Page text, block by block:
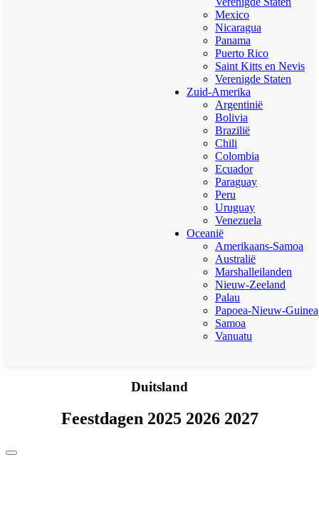
Mexico
Nicaragua
Panama
Puerto Rico
Saint Kitts en Nevis
Verenigde Staten
Zuid-Amerika
Argentinië
Bolivia
Brazilië
Chili
Colombia
Ecuador
Paraguay
Peru
Uruguay
Venezuela
Oceanië
Amerikaans-Samoa
Australië
Marshalleilanden
Nieuw-Zeeland
Palau
Papoea-Nieuw-Guinea
Samoa
Vanuatu
Duitsland
Feestdagen 2025 2026 2027